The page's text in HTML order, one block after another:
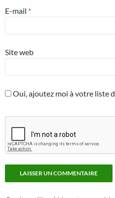
E-mail *
Site web
Oui, ajoutez moi à votre liste